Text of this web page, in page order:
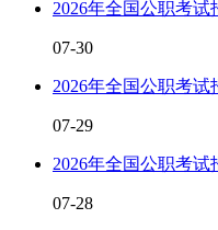
2026年全国公职考试
07-30
2026年全国公职考试
07-29
2026年全国公职考试
07-28